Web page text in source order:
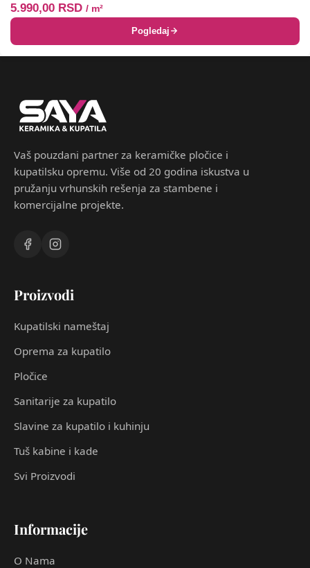
5.990,00 RSD / m²
Pogledaj
Vaš pouzdani partner za keramičke pločice i
kupatilsku opremu. Više od 20 godina iskustva u
pružanju vrhunskih rešenja za stambene i
komercijalne projekte.
Proizvodi
Kupatilski nameštaj
Oprema za kupatilo
Pločice
Sanitarije za kupatilo
Slavine za kupatilo i kuhinju
Tuš kabine i kade
Svi Proizvodi
Informacije
O Nama